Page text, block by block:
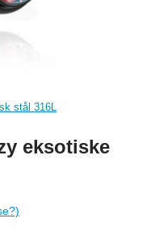
stål 316L
eksotiske